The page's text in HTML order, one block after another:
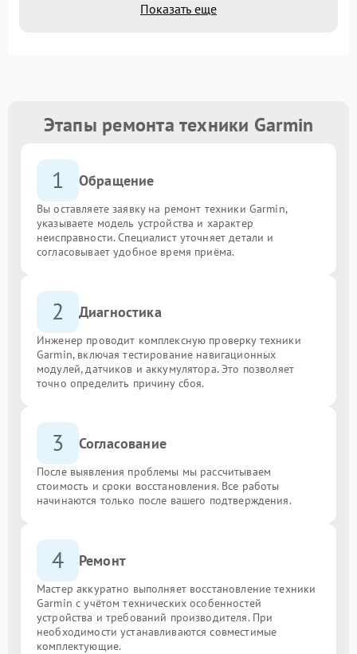
Показать еще
Этапы ремонта техники Garmin
1 Обращение
Вы оставляете заявку на ремонт техники Garmin,
указываете модель устройства и характер
неисправности. Специалист уточняет детали и
согласовывает удобное время приёма.
2 Диагностика
Инженер проводит комплексную проверку техники
Garmin, включая тестирование навигационных
модулей, датчиков и аккумулятора. Это позволяет
точно определить причину сбоя.
3 Согласование
После выявления проблемы мы рассчитываем
стоимость и сроки восстановления. Все работы
начинаются только после вашего подтверждения.
4 Ремонт
Мастер аккуратно выполняет восстановление техники
Garmin с учётом технических особенностей
устройства и требований производителя. При
необходимости устанавливаются совместимые
комплектующие.